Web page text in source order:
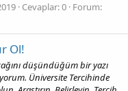
Cevaplar: 0 Forum:
Ol!
düşündüğüm bir yazı
Üniversite Tercihinde